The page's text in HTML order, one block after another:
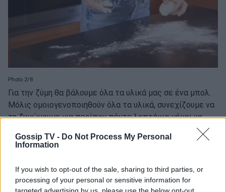
Gossip TV - Do Not Process My Personal
Information
If you wish to opt-out of the sale, sharing to third parties, or
processing of your personal or sensitive information for
targeted advertising by us, please use the below opt-out
Photo 2/8
Για την ζύμη θα βάλουμε όλα τα υλικά μας σε ένα μπολ.
Μόλις ομοιογενοποιηθούν όλα τα υλικά, συνεχίζουμε να
τη ζυμώνουμε για περίπου πέντε λεπτάκια μέχρι να